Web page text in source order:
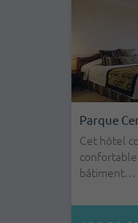
Hotel
Double
L'hôtel